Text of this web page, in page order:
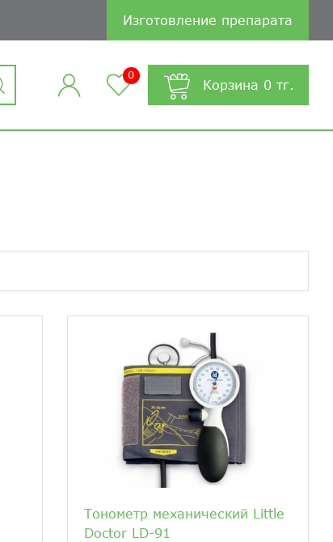
Изготовление препарата
0
Корзина 0 тг.
Тонометр механический Little
Doctor LD-91